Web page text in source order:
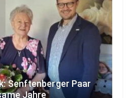
Senftenberger Paar
Jahre